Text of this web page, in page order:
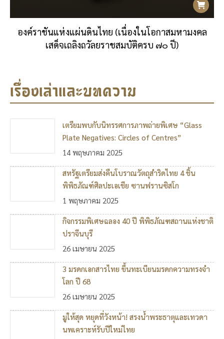
องค์ราชันแห่งแผ่นดินไทย (เนื่องในโอกาสมหามงคล
เสด็จเถลิงถวัลยราชสมบัติครบ ๗๐ ปี)
เรื่องเล่าและบทความ
เตรียมพบกับนิทรรศการภาพถ่ายพิเศษ “Glass
Plate Negatives: Circles of Centres”
14 พฤษภาคม 2025
สหรัฐเตรียมส่งคืนโบราณวัตถุสำริดไทย 4 ชิ้น
พิพิธภัณฑ์ศิลปะเอเชีย ซานฟรานซิสโก
1 พฤษภาคม 2025
กิจกรรมพิเศษฉลอง 40 ปี พิพิธภัณฑสถานแห่งชาติ
ปราจีนบุรี
26 เมษายน 2025
3 มรดกเอกสารไทย ขึ้นทะเบียนมรดกความทรงจำ
โลก ปี 68
26 เมษายน 2025
มูให้สุด หยุดที่วังหน้า! สรงน้ำพระธาตุและเทวดา
นพเคราะห์รับปีใหม่ไทย